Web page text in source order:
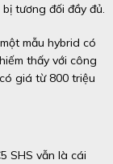
tương đối đầy đủ.
mẫu hybrid có
thấy với công
giá từ 800 triệu
SHS vẫn là cái